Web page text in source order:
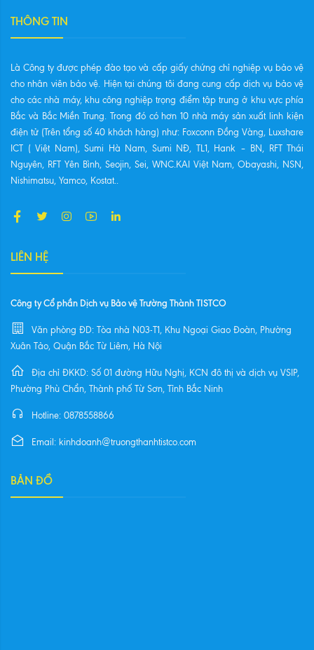
THÔNG TIN
Là Công ty được phép đào tạo và cấp giấy chứng chỉ nghiệp vụ bảo vệ
cho nhân viên bảo vệ. Hiện tại chúng tôi đang cung cấp dịch vụ bảo vệ
cho các nhà máy, khu công nghiệp trọng điểm tập trung ở khu vực phía
Bắc và Bắc Miền Trung. Trong đó có hơn 10 nhà máy sản xuất linh kiện
điện tử (Trên tổng số 40 khách hàng) như: Foxconn Đồng Vàng, Luxshare
ICT ( Việt Nam), Sumi Hà Nam, Sumi NĐ, TL1, Hank – BN, RFT Thái
Nguyên, RFT Yên Bình, Seojin, Sei, WNC.KAI Việt Nam, Obayashi, NSN,
Nishimatsu, Yamco, Kostat..
LIÊN HỆ
Công ty Cổ phần Dịch vụ Bảo vệ Trường Thành TISTCO
Văn phòng ĐD: Tòa nhà N03-T1, Khu Ngoại Giao Đoàn, Phường
Xuân Tảo, Quận Bắc Từ Liêm, Hà Nội
Địa chỉ ĐKKD: Số 01 đường Hữu Nghị, KCN đô thị và dịch vụ VSIP,
Phường Phù Chẩn, Thành phố Từ Sơn, Tỉnh Bắc Ninh
Hotline: 0878558866
Email: kinhdoanh@truongthanhtistco.com
BẢN ĐỒ